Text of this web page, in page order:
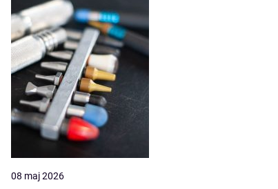
08 maj 2026